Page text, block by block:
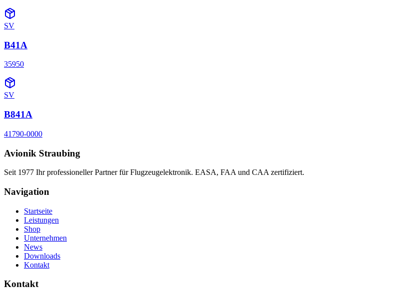
SV
B41A
35950
SV
B841A
41790-0000
Avionik Straubing
Seit 1977 Ihr professioneller Partner für Flugzeugelektronik. EASA, FAA und CAA zertifiziert.
Navigation
Startseite
Leistungen
Shop
Unternehmen
News
Downloads
Kontakt
Kontakt